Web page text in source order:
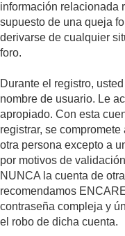
información relacionada
supuesto de una queja
derivarse de cualquier
foro.
Durante el registro,
nombre de usuario. Le
apropiado. Con esta
registrar, se
otra persona excepto a
por motivos de
NUNCA la cuenta de
recomendamos
contraseña compleja y
el robo de dicha cuenta.